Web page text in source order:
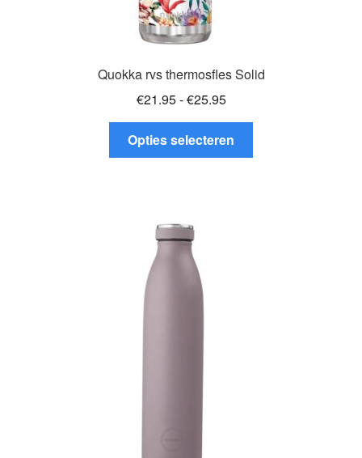
Quokka rvs thermosfles Solid
€21.95-€25.95Prijsklasse:
€21.95
tot
€25.95
Opties selecteren